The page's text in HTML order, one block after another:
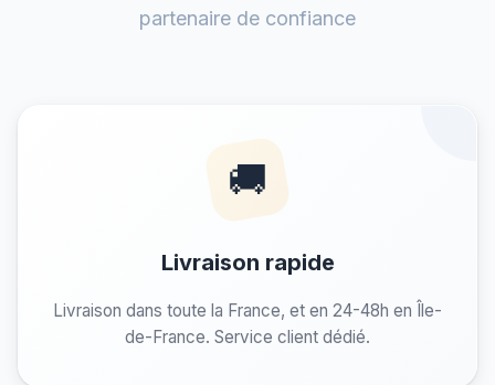
partenaire de confiance
🚚
Livraison rapide
Livraison dans toute la France, et en 24-48h en Île-
de-France. Service client dédié.